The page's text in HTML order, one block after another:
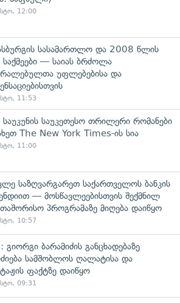
12:00
სასამართლო და 2008 წლის
საქმეები — საიას ბრძოლა
უფლებებისა და
11:53
საუკეთესო თრილერი რომანები
The New York Times-ის სია
11:00
საზღვარგარეთ საქართველოს ბანკის
— მოსწავლეებისთვის შექმნილ
პროგრამაზე მიღება დაიწყო
10:57
გიორგი ბარამიძის განცხადებაზე
სამშობლოს ღალატისა და
ფაქტზე დაიწყო
09:31